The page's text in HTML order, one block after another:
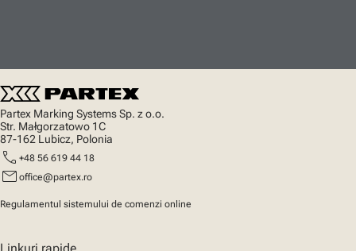
Partex Marking Systems Sp. z o.o.
Str. Małgorzatowo 1C
87-162 Lubicz, Polonia
call +48 56 619 44 18
mail office@partex.ro
Regulamentul sistemului de comenzi online